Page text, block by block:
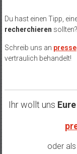
Du hast einen Tipp,
recherchieren sollten?
Schreib uns an
vertraulich behandelt!
Ihr wollt uns
oder als